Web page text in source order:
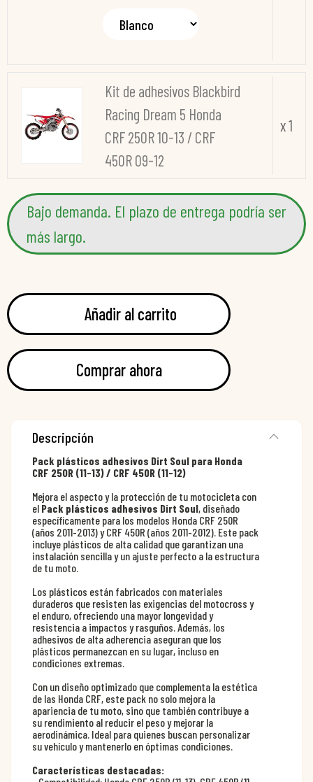
Kit de adhesivos Blackbird
Racing Dream 5 Honda
CRF 250R 10-13 / CRF
450R 09-12
x 1
Bajo demanda. El plazo de entrega podría ser
más largo.
Añadir al carrito
Comprar ahora
Descripción
Pack plásticos adhesivos Dirt Soul para Honda
CRF 250R (11-13) / CRF 450R (11-12)
Mejora el aspecto y la protección de tu motocicleta con
el Pack plásticos adhesivos Dirt Soul, diseñado
específicamente para los modelos Honda CRF 250R
(años 2011-2013) y CRF 450R (años 2011-2012). Este pack
incluye plásticos de alta calidad que garantizan una
instalación sencilla y un ajuste perfecto a la estructura
de tu moto.
Los plásticos están fabricados con materiales
duraderos que resisten las exigencias del motocross y
el enduro, ofreciendo una mayor longevidad y
resistencia a impactos y rasguños. Además, los
adhesivos de alta adherencia aseguran que los
plásticos permanezcan en su lugar, incluso en
condiciones extremas.
Con un diseño optimizado que complementa la estética
de las Honda CRF, este pack no solo mejora la
apariencia de tu moto, sino que también contribuye a
su rendimiento al reducir el peso y mejorar la
aerodinámica. Ideal para quienes buscan personalizar
su vehículo y mantenerlo en óptimas condiciones.
Características destacadas: